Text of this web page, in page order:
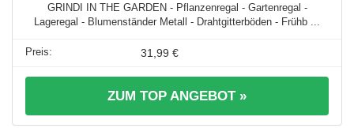
GRINDI IN THE GARDEN - Pflanzenregal - Gartenregal -
Lageregal - Blumenständer Metall - Drahtgitterböden - Frühb ...
31,99 €
ZUM TOP ANGEBOT »